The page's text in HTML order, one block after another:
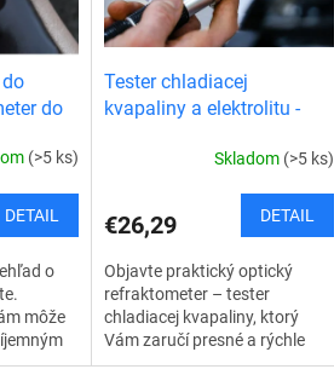
do
(>5 ks)
DETAIL
o
môže
Tester chladiacej
kvapaliny a elektrolitu -
Skladom (>5 ks)
€26,29 DETAIL
Objavte praktický optický
refraktometer – tester
chladiacej kvapaliny, ktorý
Vám zaručí presné a rýchle
výsledky pri meraní.Tento